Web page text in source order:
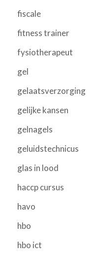
fiscale
fitness trainer
fysiotherapeut
gel
gelaatsverzorging
gelijke kansen
gelnagels
geluidstechnicus
glas in lood
haccp cursus
havo
hbo
hbo ict